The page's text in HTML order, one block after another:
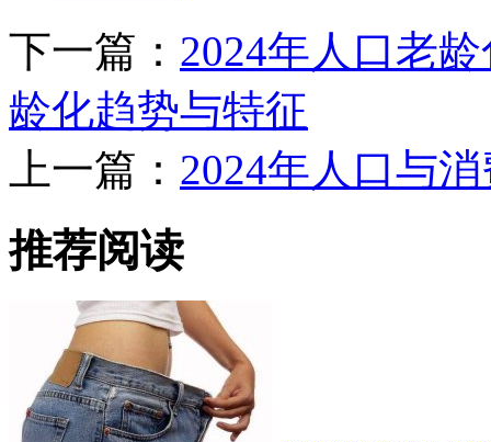
下一篇： 2024年人口老
龄化趋势与特征
上一篇： 2024年人口与
推荐阅读